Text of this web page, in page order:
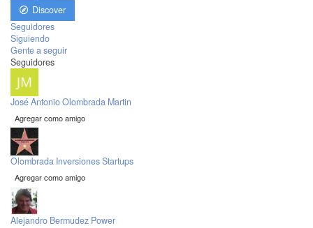
Discover
Seguidores
Siguiendo
Gente a seguir
Seguidores
José Antonio Olombrada Martin
Agregar como amigo
Olombrada Inversiones Startups
Agregar como amigo
Alejandro Bermudez Power